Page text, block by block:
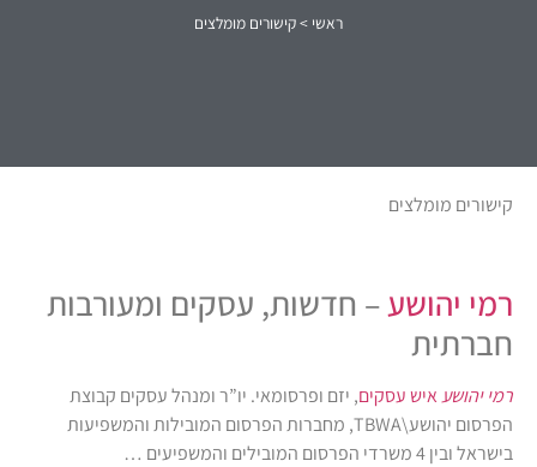
ראשי >קישורים מומלצים
קישורים מומלצים
רמי יהושע– חדשות, עסקים ומעורבות
חברתית
רמי יהושעאיש עסקים, יזם ופרסומאי. יו”ר ומנהל עסקים קבוצת
הפרסום יהושע\TBWA, מחברות הפרסום המובילות והמשפיעות
בישראל ובין 4 משרדי הפרסום המובילים והמשפיעים …